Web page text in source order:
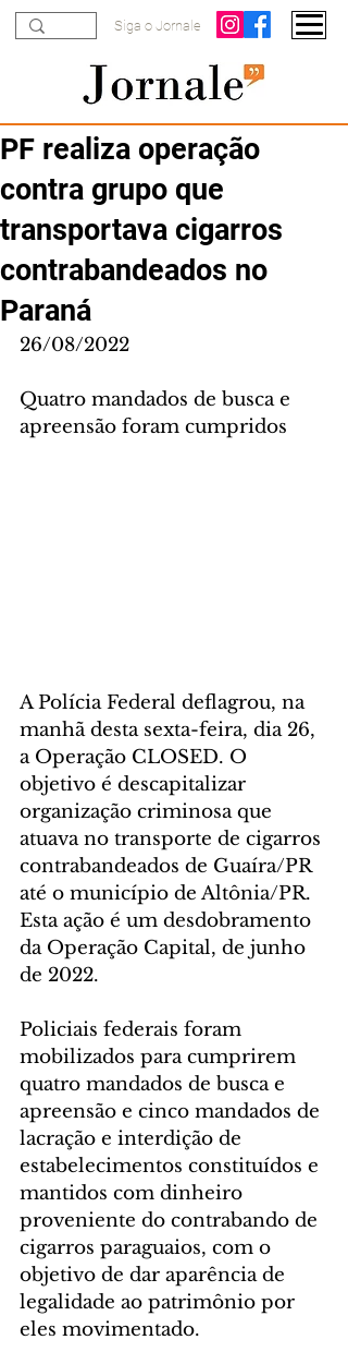
Siga o Jornale
PF realiza operação
contra grupo que
transportava cigarros
contrabandeados no
Paraná
26/08/2022
Quatro mandados de busca e
apreensão foram cumpridos
A Polícia Federal deflagrou, na
manhã desta sexta-feira, dia 26,
a Operação CLOSED. O
objetivo é descapitalizar
organização criminosa que
atuava no transporte de cigarros
contrabandeados de Guaíra/PR
até o município de Altônia/PR.
Esta ação é um desdobramento
da Operação Capital, de junho
de 2022.
Policiais federais foram
mobilizados para cumprirem
quatro mandados de busca e
apreensão e cinco mandados de
lacração e interdição de
estabelecimentos constituídos e
mantidos com dinheiro
proveniente do contrabando de
cigarros paraguaios, com o
objetivo de dar aparência de
legalidade ao patrimônio por
eles movimentado.